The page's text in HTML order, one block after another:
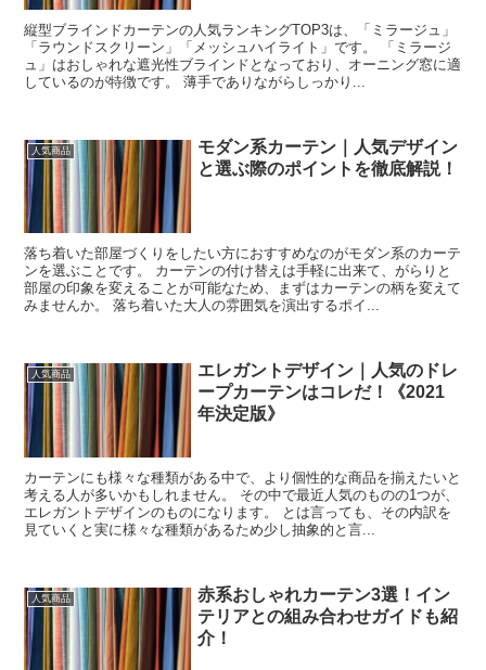
縦型ブラインドカーテンの人気ランキングTOP3は、「ミラージュ」
「ラウンドスクリーン」「メッシュハイライト」です。 「ミラージ
ュ」はおしゃれな遮光性ブラインドとなっており、オーニング窓に適
しているのが特徴です。 薄手でありながらしっかり...
人気商品
モダン系カーテン｜人気デザイン
と選ぶ際のポイントを徹底解説！
落ち着いた部屋づくりをしたい方におすすめなのがモダン系のカーテ
ンを選ぶことです。 カーテンの付け替えは手軽に出来て、がらりと
部屋の印象を変えることが可能なため、まずはカーテンの柄を変えて
みませんか。 落ち着いた大人の雰囲気を演出するポイ...
人気商品
エレガントデザイン｜人気のドレ
ープカーテンはコレだ！《2021
年決定版》
カーテンにも様々な種類がある中で、より個性的な商品を揃えたいと
考える人が多いかもしれません。 その中で最近人気のものの1つが、
エレガントデザインのものになります。 とは言っても、その内訳を
見ていくと実に様々な種類があるため少し抽象的と言...
人気商品
赤系おしゃれカーテン3選！イン
テリアとの組み合わせガイドも紹
介！